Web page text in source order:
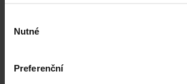
souhlasu
Nutné
Preferenční